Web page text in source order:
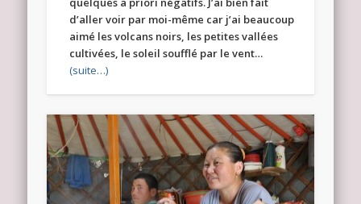
d’aller voir par moi-même car j’ai beaucoup
aimé les volcans noirs, les petites vallées
cultivées, le soleil soufflé par le vent…
(suite…)